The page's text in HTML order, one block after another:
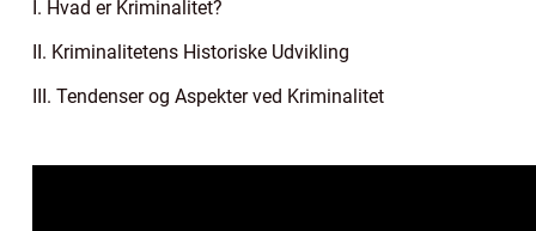
I. Hvad er Kriminalitet?
II. Kriminalitetens Historiske Udvikling
III. Tendenser og Aspekter ved Kriminalitet